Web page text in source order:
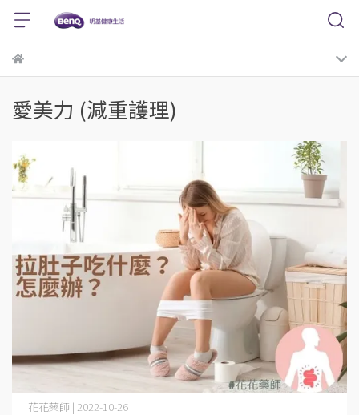
愛美力 (減重護理)
花花藥師 | 2022-10-26